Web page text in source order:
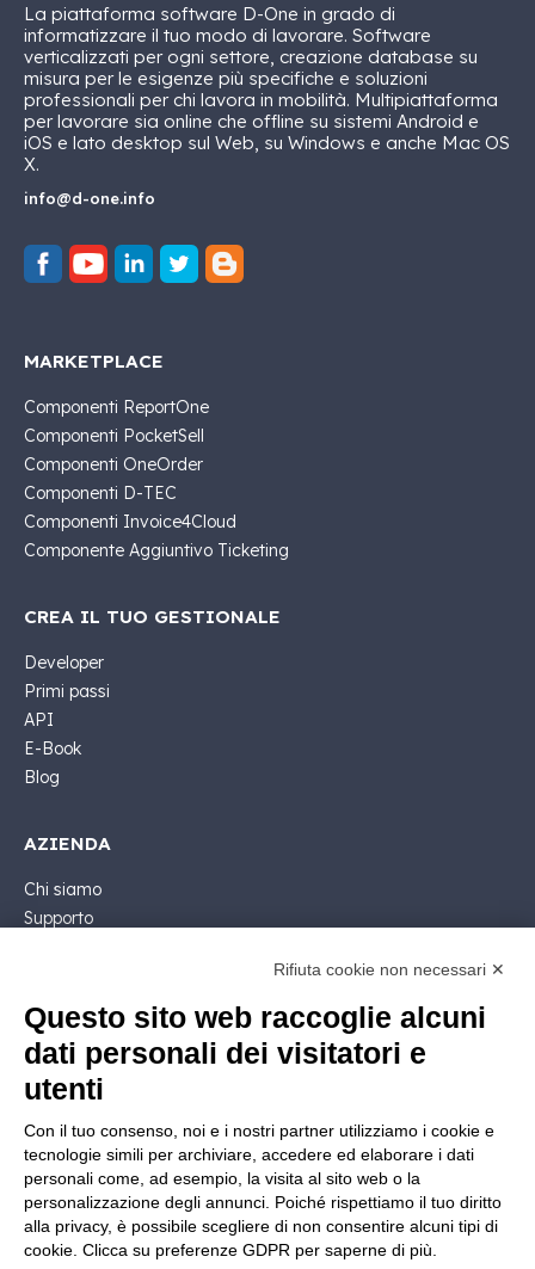
La piattaforma software D-One in grado di
informatizzare il tuo modo di lavorare. Software
verticalizzati per ogni settore, creazione database su
misura per le esigenze più specifiche e soluzioni
professionali per chi lavora in mobilità. Multipiattaforma
per lavorare sia online che offline su sistemi Android e
iOS e lato desktop sul Web, su Windows e anche Mac OS
X.
info@d-one.info
MARKETPLACE
Componenti ReportOne
Componenti PocketSell
Componenti OneOrder
Componenti D-TEC
Componenti Invoice4Cloud
Componente Aggiuntivo Ticketing
CREA IL TUO GESTIONALE
Developer
Primi passi
API
E-Book
Blog
AZIENDA
Chi siamo
Supporto
Segui Nios4
NOTE LEGALI
Documentazione contrattuale e GDPR
Condizioni generali di fornitura
Condizioni di vendita
Condizioni del servizio di supporto
Informative Privacy
Rifiuta cookie non necessari ✕
Questo sito web raccoglie alcuni
dati personali dei visitatori e
utenti
Con il tuo consenso, noi e i nostri partner utilizziamo i cookie e
tecnologie simili per archiviare, accedere ed elaborare i dati
personali come, ad esempio, la visita al sito web o la
personalizzazione degli annunci. Poiché rispettiamo il tuo diritto
alla privacy, è possibile scegliere di non consentire alcuni tipi di
cookie. Clicca su preferenze GDPR per saperne di più.